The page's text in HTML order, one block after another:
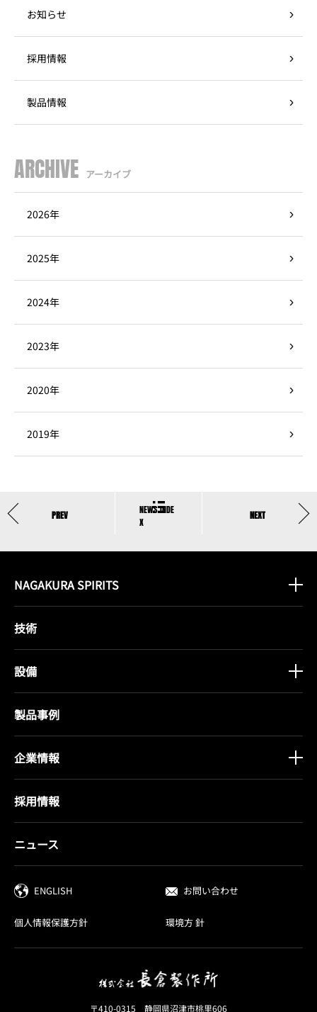
お知らせ
採用情報
製品情報
ARCHIVE アーカイブ
2026年
2025年
2024年
2023年
2020年
2019年
NAGAKURA SPIRITS
技術
設備
製品事例
企業情報
採用情報
ニュース
ENGLISH お問い合わせ
個人情報保護方針 環境方 針
〒410-0315 静岡県沼津市桃里606